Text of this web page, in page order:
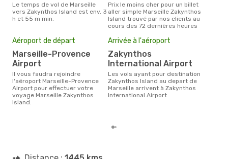
Le temps de vol de Marseille
vers Zakynthos Island est env. 3
h et 55 m min.
Prix le moins cher pour un billet
aller simple Marseille Zakynthos
Island trouvé par nos clients au
cours des 72 dernières heures
Aéroport de départ
Marseille-Provence
Airport
Il vous faudra rejoindre
l'aéroport Marseille-Provence
Airport pour effectuer votre
voyage Marseille Zakynthos
Island.
Arrivée à l'aéroport
Zakynthos
International Airport
Les vols ayant pour destination
Zakynthos Island au depart de
Marseille arrivent à Zakynthos
International Airport